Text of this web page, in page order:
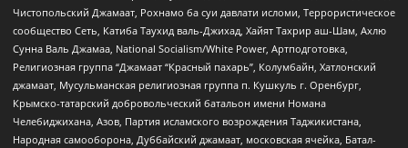
Чистопольский Джамаат, Рохнамо ба суи давлати исломи, Террористическое
сообщество Сеть, Катиба Таухид валь-Джихад, Хайят Тахрир аш-Шам, Ахлю
Сунна Валь Джамаа, National Socialism/White Power, Артподготовка,
Религиозная группа “Джамаат “Красный пахарь”, Колумбайн, Хатлонский
джамаат, Мусульманская религиозная группа п. Кушкуль г. Оренбург,
Крымско-татарский добровольческий батальон имени Номана
Челебиджихана, Азов, Партия исламского возрождения Таджикистана,
Народная самооборона, Дуббайский джамаат, московская ячейка, Батал-